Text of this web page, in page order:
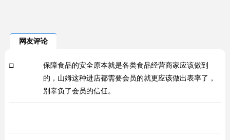
网友评论
□
保障食品的安全原本就是各类食品经营商家应该做到
的，山姆这种进店都需要会员的就更应该做出表率了，
别辜负了会员的信任。